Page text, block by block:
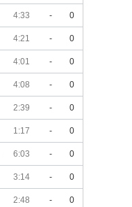
4:33 - 0
4:21 - 0
4:01 - 0
4:08 - 0
2:39 - 0
1:17 - 0
6:03 - 0
3:14 - 0
2:48 - 0